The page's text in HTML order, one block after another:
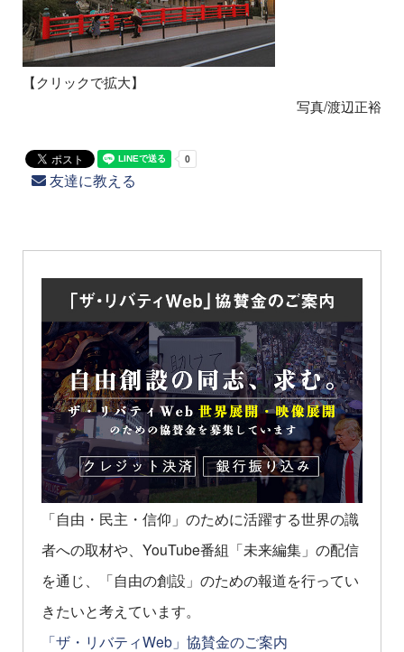
【クリックで拡大】
写真/渡辺正裕
友達に教える
「自由・民主・信仰」のために活躍する世界の識
者への取材や、YouTube番組「未来編集」の配信
を通じ、「自由の創設」のための報道を行ってい
きたいと考えています。
「ザ・リバティWeb」協賛金のご案内